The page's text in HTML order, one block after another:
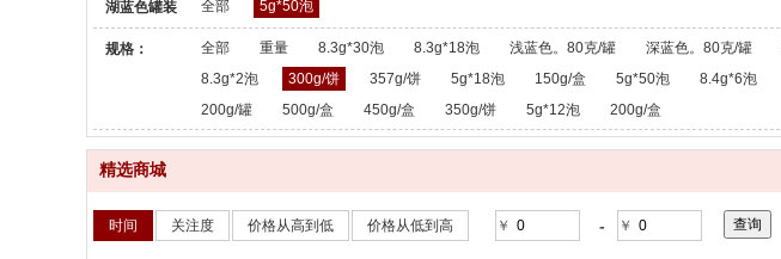
散茶：
湖蓝色罐装
散茶：
全部 5g*50泡
规格： 全部 重量 8.3g*30泡 8.3g*18泡 浅蓝色。80克/罐 深蓝色。80克/罐
8.3g*2泡
300g/饼 357g/饼 5g*18泡 150g/盒 5g*50泡 8.4g*6泡
200g/罐
500g/盒 450g/盒 350g/饼 5g*12泡 200g/盒
精选商城
时间 关注度 价格从高到低 价格从低到高 ￥ - ￥